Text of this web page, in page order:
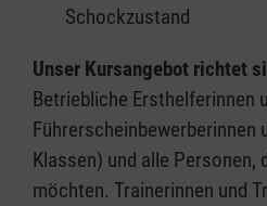
Schockzustand
Unser Kursangebot richtet
Betriebliche Ersthelferinnen
Führerscheinbewerberinnen
Klassen) und alle Personen,
möchten. Trainerinnen und